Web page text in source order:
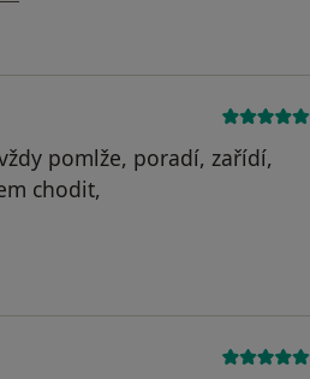
pomlže, poradí, zařídí,
chodit,